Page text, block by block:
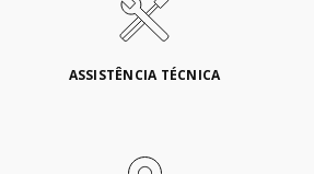
ASSISTÊNCIA TÉCNICA